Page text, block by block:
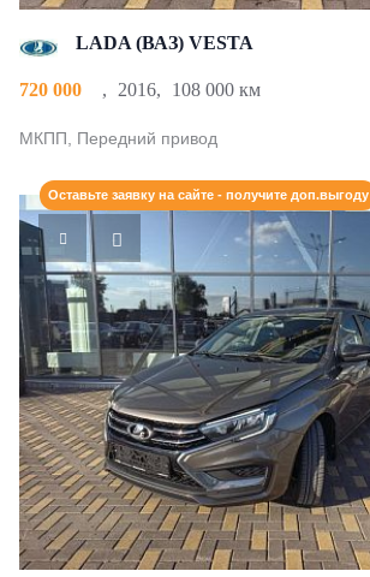
LADA (ВАЗ) VESTA
720 000 , 2016, 108 000 км
МКПП, Передний привод
Оставьте заявку на сайте - получите доп.выгоду